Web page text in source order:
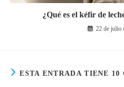
¿Qué es el kéfir de
22 de julio
ESTA ENTRADA TIENE 10